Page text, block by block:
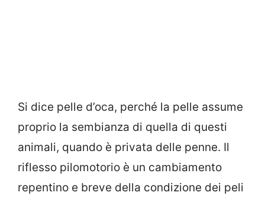
Si dice pelle d’oca, perché la pelle assume
proprio la sembianza di quella di questi
animali, quando è privata delle penne. Il
riflesso pilomotorio è un cambiamento
repentino e breve della condizione dei peli